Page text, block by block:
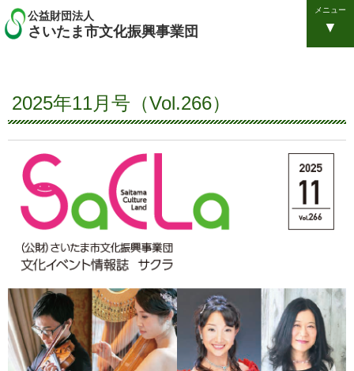
公益財団法人
さいたま市文化振興事業団
メニュー
2025年11月号（Vol.266）